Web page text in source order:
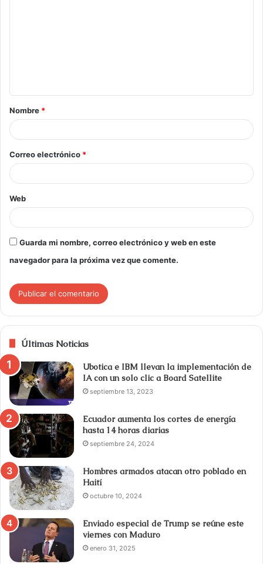
Nombre *
Correo electrónico *
Web
Guarda mi nombre, correo electrónico y web en este
navegador para la próxima vez que comente.
Últimas Noticias
Ubotica e IBM llevan la implementación de
IA con un solo clic a Board Satellite
septiembre 13, 2023
Ecuador aumenta los cortes de energía
hasta 14 horas diarias
septiembre 24, 2024
Hombres armados atacan otro poblado en
Haití
octubre 10, 2024
Enviado especial de Trump se reúne este
viernes con Maduro
enero 31, 2025